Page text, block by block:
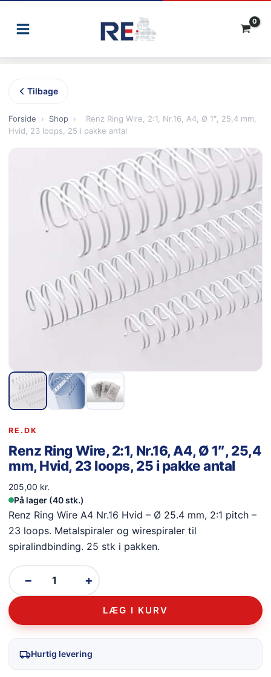
Tilbage
Forside › Shop ›
Renz Ring Wire, 2:1, Nr.16, A4, Ø 1″, 25,4 mm,
Hvid, 23 loops, 25 i pakke antal
RE.DK
Renz Ring Wire, 2:1, Nr.16, A4, Ø 1″, 25,4
mm, Hvid, 23 loops, 25 i pakke antal
205,00 kr.
På lager (40 stk.)
Renz Ring Wire A4 Nr.16 Hvid – Ø 25.4 mm, 2:1 pitch –
23 loops. Metalspiraler og wirespiraler til
spiralindbinding. 25 stk i pakken.
− +
LÆG I KURV
Hurtig levering